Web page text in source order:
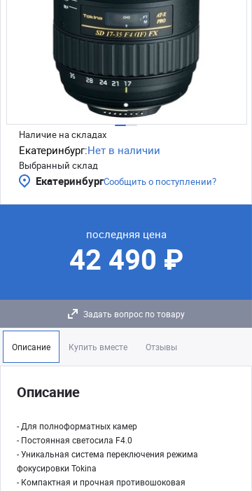
Наличие на складах
Екатеринбург:Нет в наличии
Выбранный склад
ЕкатеринбургСообщить о поступлении?
последняя цена
42 490 ₽
Задать вопрос по товару
Описание Купить вместе Отзывы
Описание
- Для полноформатных камер
- Постоянная светосила F4.0
- Уникальная система переключения режима
фокусировки Tokina
- Компактная и прочная противошоковая